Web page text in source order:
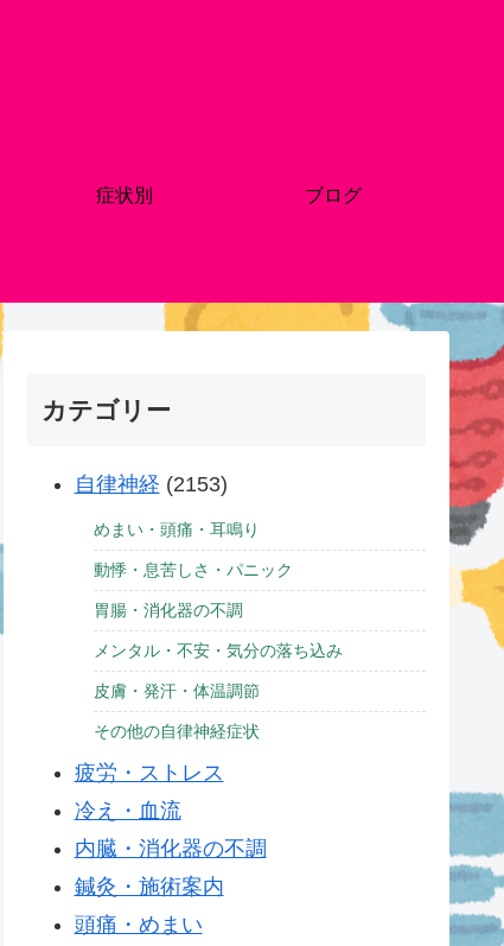
症状別 ブログ
カテゴリー
自律神経 (2153)
めまい・頭痛・耳鳴り
動悸・息苦しさ・パニック
胃腸・消化器の不調
メンタル・不安・気分の落ち込み
皮膚・発汗・体温調節
その他の自律神経症状
疲労・ストレス
冷え・血流
内臓・消化器の不調
鍼灸・施術案内
頭痛・めまい